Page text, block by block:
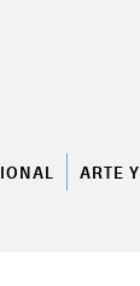
ARTE